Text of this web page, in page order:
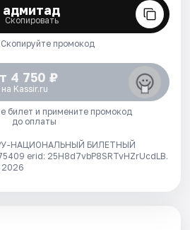
адмитад
Скопировать
промокод
4 750 ₽
на Kassir.ru
билет и примените промокод
до оплаты
НАЦИОНАЛЬНЫЙ БИЛЕТНЫЙ
erid: 25H8d7vbP8SRTvHZrUcdLB.
2026